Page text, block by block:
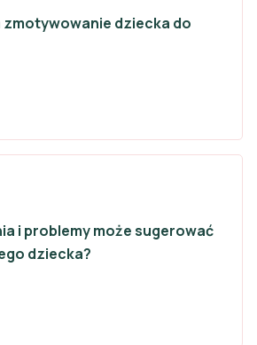
zmotywowanie dziecka do
i problemy może sugerować
dziecka?